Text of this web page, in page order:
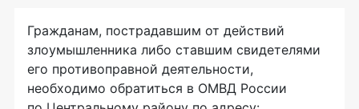
Гражданам, пострадавшим от действий
злоумышленника либо ставшим свидетелями
его противоправной деятельности,
необходимо обратиться в ОМВД России